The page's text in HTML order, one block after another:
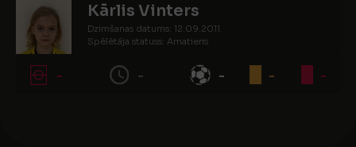
Kārlis Vinters
Dzimšanas datums: 12.09.2011.
Spēlētāja statuss: Amatieris
- - - - -